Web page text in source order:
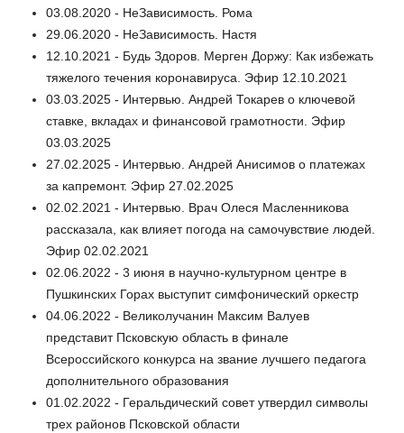
03.08.2020 - НеЗависимость. Рома
29.06.2020 - НеЗависимость. Настя
12.10.2021 - Будь Здоров. Мерген Доржу: Как избежать
тяжелого течения коронавируса. Эфир 12.10.2021
03.03.2025 - Интервью. Андрей Токарев о ключевой
ставке, вкладах и финансовой грамотности. Эфир
03.03.2025
27.02.2025 - Интервью. Андрей Анисимов о платежах
за капремонт. Эфир 27.02.2025
02.02.2021 - Интервью. Врач Олеся Масленникова
рассказала, как влияет погода на самочувствие людей.
Эфир 02.02.2021
02.06.2022 - 3 июня в научно-культурном центре в
Пушкинских Горах выступит симфонический оркестр
04.06.2022 - Великолучанин Максим Валуев
представит Псковскую область в финале
Всероссийского конкурса на звание лучшего педагога
дополнительного образования
01.02.2022 - Геральдический совет утвердил символы
трех районов Псковской области